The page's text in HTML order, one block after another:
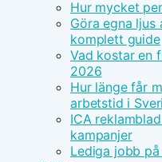
Hur mycket
Göra egna ljus
komplett guide
Vad kostar en
2026
Hur länge får
arbetstid i
ICA
kampanjer
Lediga jobb